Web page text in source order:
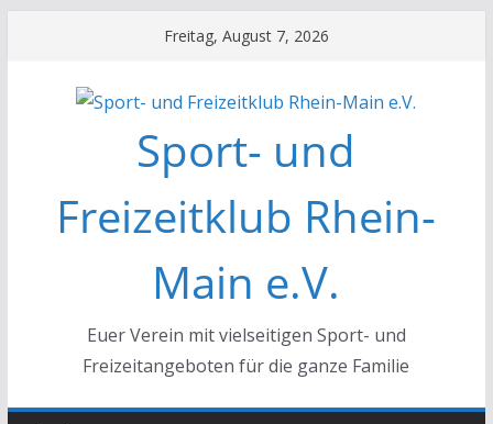
springen
Freitag, August 7, 2026
Sport- und
Freizeitklub Rhein-
Main e.V.
Euer Verein mit vielseitigen Sport- und
Freizeitangeboten für die ganze Familie